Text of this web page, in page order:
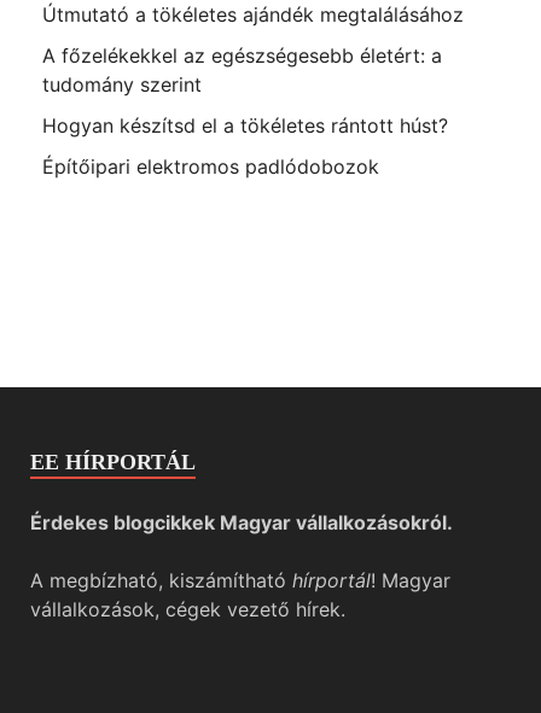
Útmutató a tökéletes ajándék megtalálásához
A főzelékekkel az egészségesebb életért: a
tudomány szerint
Hogyan készítsd el a tökéletes rántott húst?
Építőipari elektromos padlódobozok
EE HÍRPORTÁL
Érdekes blogcikkek Magyar vállalkozásokról.
A megbízható, kiszámítható hírportál! Magyar
vállalkozások, cégek vezető hírek.